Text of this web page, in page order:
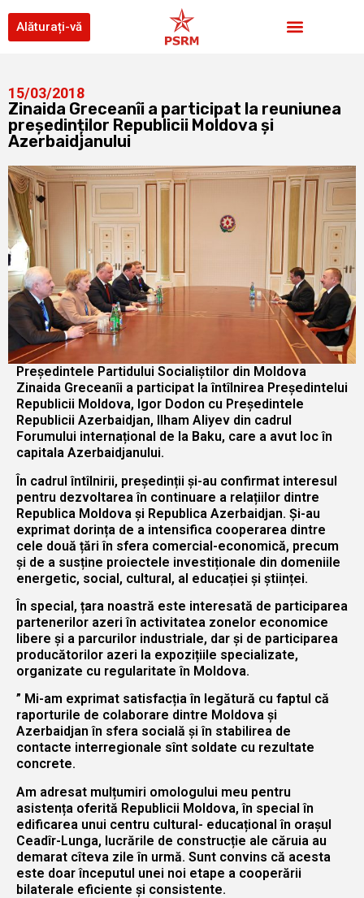
Alăturați-vă
15/03/2018
Zinaida Greceanîi a participat la reuniunea
președinților Republicii Moldova și
Azerbaidjanului
Președintele Partidului Socialiștilor din Moldova
Zinaida Greceanîi a participat la întîlnirea Președintelui
Republicii Moldova, Igor Dodon cu Președintele
Republicii Azerbaidjan, Ilham Aliyev din cadrul
Forumului internațional de la Baku, care a avut loc în
capitala Azerbaidjanului.
În cadrul întîlnirii, președinții și-au confirmat interesul
pentru dezvoltarea în continuare a relațiilor dintre
Republica Moldova și Republica Azerbaidjan. Și-au
exprimat dorința de a intensifica cooperarea dintre
cele două țări în sfera comercial-economică, precum
și de a susține proiectele investiționale din domeniile
energetic, social, cultural, al educației și științei.
În special, țara noastră este interesată de participarea
partenerilor azeri în activitatea zonelor economice
libere și a parcurilor industriale, dar și de participarea
producătorilor azeri la expozițiile specializate,
organizate cu regularitate în Moldova.
” Mi-am exprimat satisfacția în legătură cu faptul că
raporturile de colaborare dintre Moldova şi
Azerbaidjan în sfera socială și în stabilirea de
contacte interregionale sînt soldate cu rezultate
concrete.
Am adresat mulțumiri omologului meu pentru
asistența oferită Republicii Moldova, în special în
edificarea unui centru cultural- educațional în orașul
Ceadîr-Lunga, lucrările de construcție ale căruia au
demarat cîteva zile în urmă. Sunt convins că acesta
este doar începutul unei noi etape a cooperării
bilaterale eficiente și consistente.